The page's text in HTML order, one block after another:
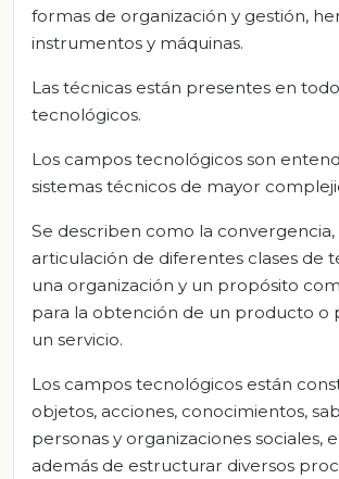
formas de organización y gestión,
instrumentos y máquinas.
Las técnicas están presentes en
tecnológicos.
Los campos tecnológicos son
sistemas técnicos de mayor
Se describen como la
articulación de diferentes clases de
una organización y un propósito
para la obtención de un producto o
un servicio.
Los campos tecnológicos están
objetos, acciones, conocimientos,
personas y organizaciones sociales,
además de estructurar diversos